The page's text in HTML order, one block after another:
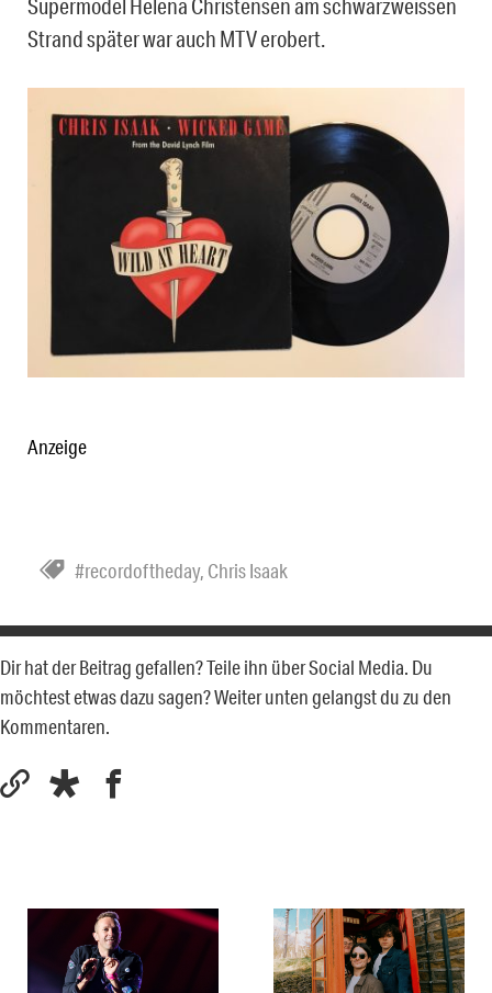
Supermodel Helena Christensen am schwarzweissen
Strand später war auch MTV erobert.
Anzeige
#recordoftheday, Chris Isaak
Dir hat der Beitrag gefallen? Teile ihn über Social Media. Du
möchtest etwas dazu sagen? Weiter unten gelangst du zu den
Kommentaren.